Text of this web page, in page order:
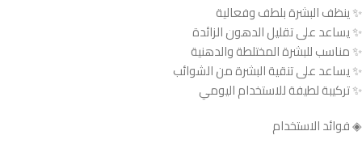
✨ ينظف البشرة بلطف وفعالية
✨ يساعد على تقليل الدهون الزائدة
✨ مناسب للبشرة المختلطة والدهنية
✨ يساعد على تنقية البشرة من الشوائب
✨ تركيبة لطيفة للاستخدام اليومي
◈ فوائد الاستخدام